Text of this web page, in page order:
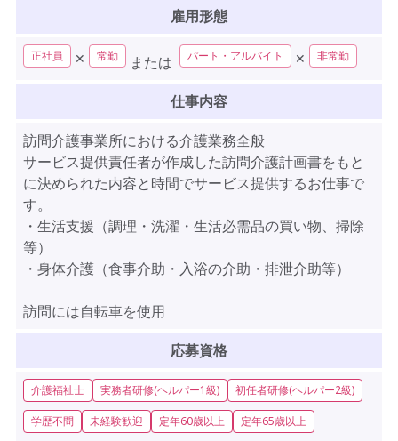
雇用形態
正社員 ✕ 常勤 または パート・アルバイト ✕ 非常勤
仕事内容
訪問介護事業所における介護業務全般
サービス提供責任者が作成した訪問介護計画書をもと
に決められた内容と時間でサービス提供するお仕事で
す。
・生活支援（調理・洗濯・生活必需品の買い物、掃除
等）
・身体介護（食事介助・入浴の介助・排泄介助等）
訪問には自転車を使用
応募資格
介護福祉士 実務者研修(ヘルパー1級) 初任者研修(ヘルパー2級)
学歴不問 未経験歓迎 定年60歳以上 定年65歳以上